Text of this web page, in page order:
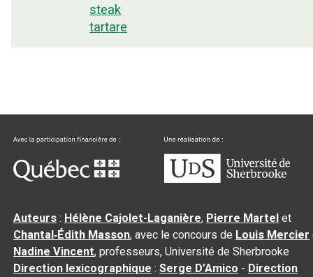
steak
tartare
Auteurs : Hélène Cajolet-Laganière, Pierre Martel et
Chantal‑Édith Masson, avec le concours de Louis Mercier
Nadine Vincent, professeurs, Université de Sherbrooke
Direction lexicographique :Serge D’Amico - Direction